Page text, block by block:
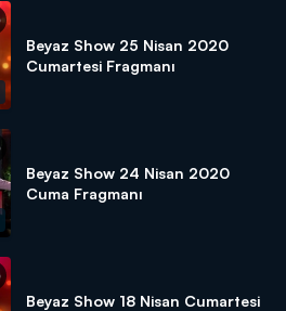
Beyaz Show 25 Nisan 2020
Cumartesi Fragmanı
Beyaz Show 24 Nisan 2020
Cuma Fragmanı
Beyaz Show 18 Nisan Cumartesi